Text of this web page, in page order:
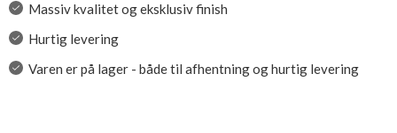
Massiv kvalitet og eksklusiv finish
Hurtig levering
Varen er på lager - både til afhentning og hurtig levering